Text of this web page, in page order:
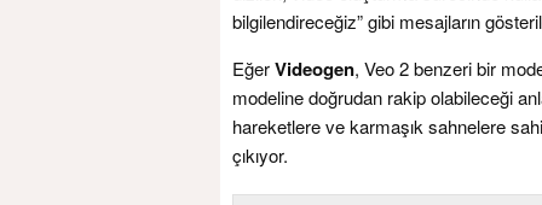
bilgilendireceğiz” gibi mesajların
EğerVideogen, Veo 2 benzeri bir
modeline doğrudan rakip olabileceği
hareketlere ve karmaşık sahnelere
çıkıyor.